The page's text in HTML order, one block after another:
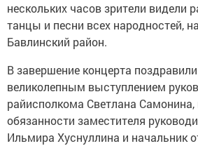
нескольких часов зрители видели
танцы и песни всех народностей,
Бавлинский район.
В завершение концерта
великолепным выступлением
райисполкома Светлана
обязанности заместителя
Ильмира Хуснуллина и начальник